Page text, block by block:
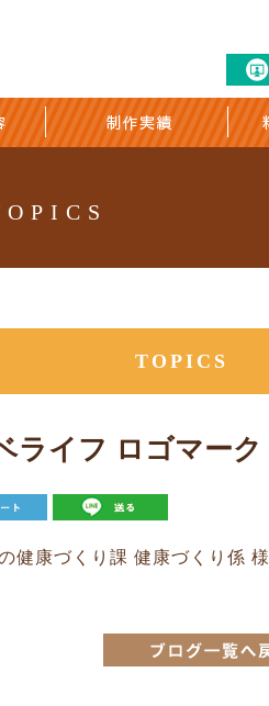
TOPICS
ライフ ロゴマーク
健康づくり課 健康づくり係 様